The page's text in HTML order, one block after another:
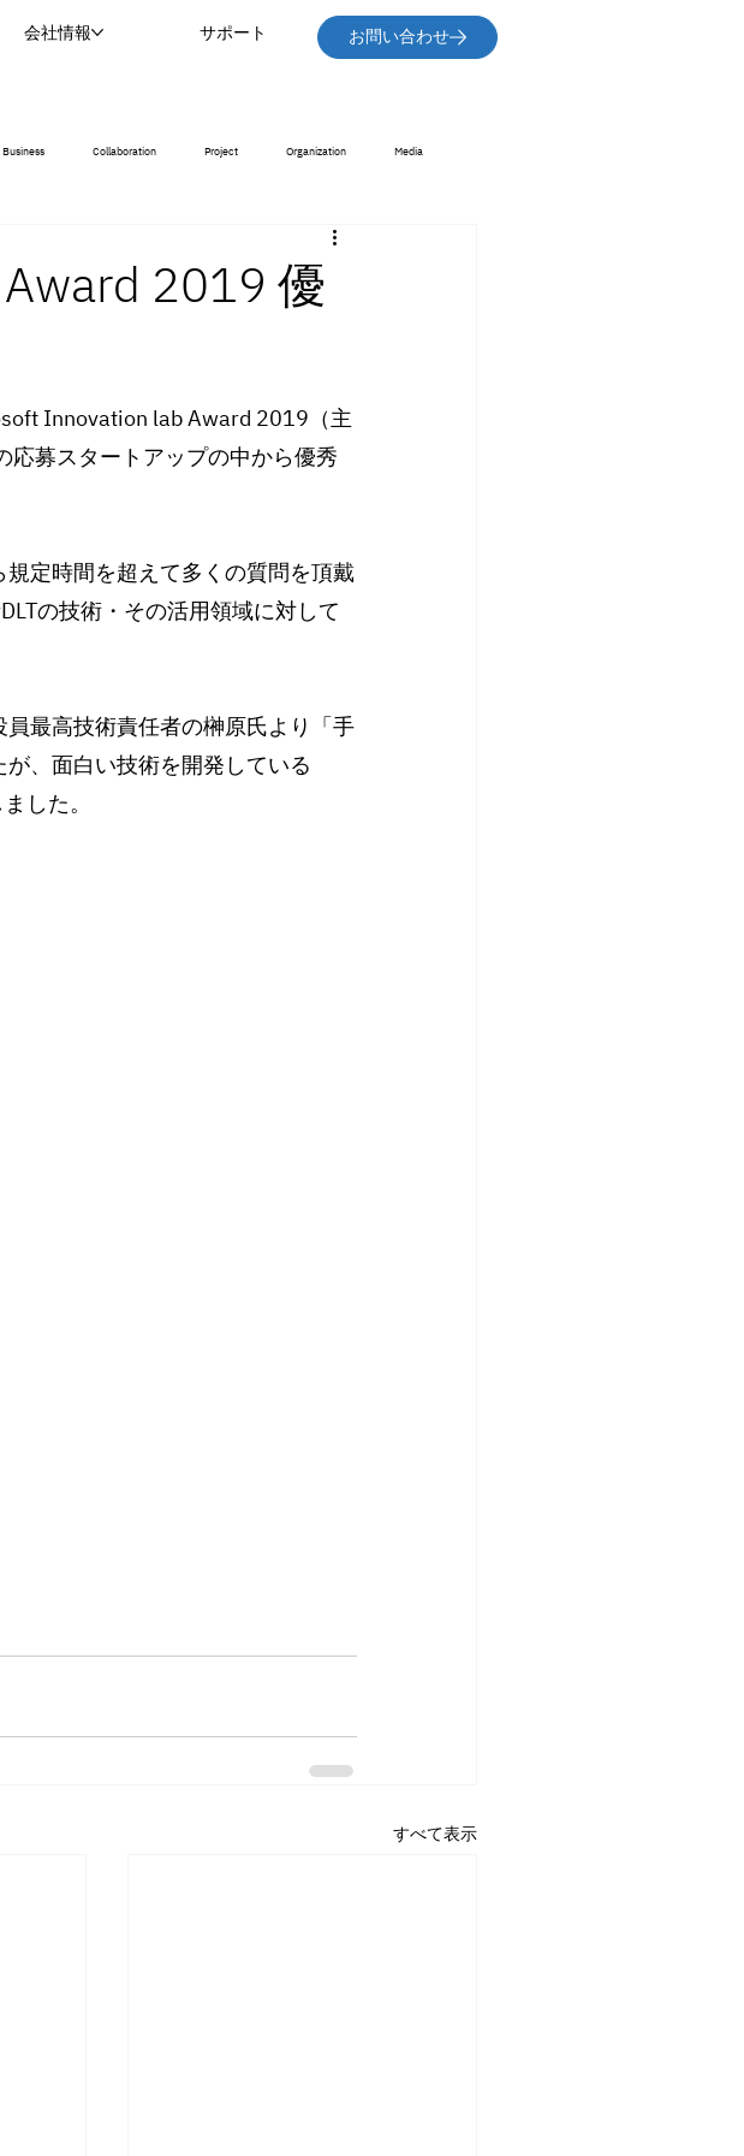
会社情報 サポート お問い合わせ
Business Collaboration Project Organization Media
2019 優
Innovation lab Award 2019（主
募スタートアップの中から優秀
定時間を超えて多くの質問を頂戴
の技術・その活用領域に対して
最高技術責任者の榊原氏より「手
、面白い技術を開発している
した。
すべて表示